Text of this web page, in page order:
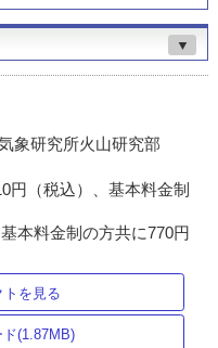
▼
象研究所火山研究部
円（税込）、基本料金制
本料金制の方共に770円
トを見る
(1.87MB)